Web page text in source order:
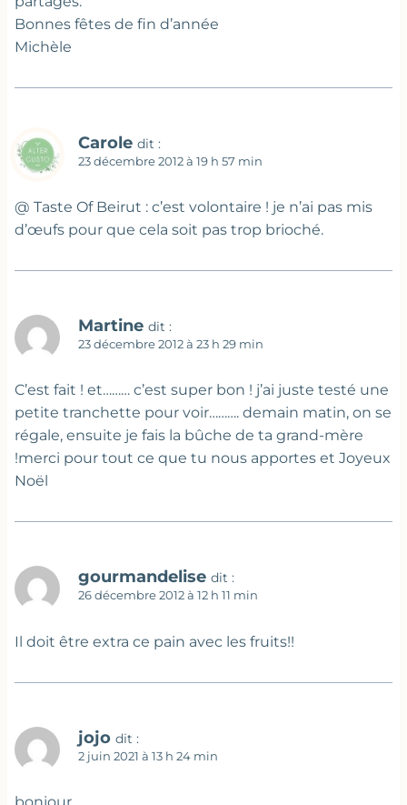
Bonnes fêtes de fin d’année
Michèle
Carole dit :
23 décembre 2012 à 19 h 57 min
@ Taste Of Beirut : c’est volontaire ! je n’ai pas mis
d’œufs pour que cela soit pas trop brioché.
Martine dit :
23 décembre 2012 à 23 h 29 min
C’est fait ! et……… c’est super bon ! j’ai juste testé une
petite tranchette pour voir………. demain matin, on se
régale, ensuite je fais la bûche de ta grand-mère
!merci pour tout ce que tu nous apportes et Joyeux
Noël
gourmandelise dit :
26 décembre 2012 à 12 h 11 min
Il doit être extra ce pain avec les fruits!!
jojo dit :
2 juin 2021 à 13 h 24 min